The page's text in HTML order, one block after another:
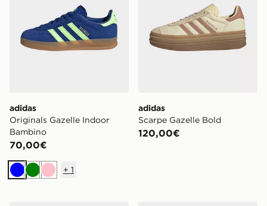
adidas
Originals Gazelle Indoor
Bambino
70,00€
BluVerdeRosa
+ 1
adidas
Scarpe Gazelle Bold
120,00€